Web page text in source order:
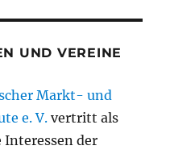
UND VEREINE
Markt- und
e. V. vertritt als
der